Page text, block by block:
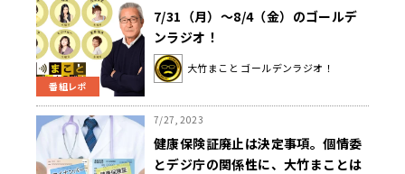
番組レポ
7/31（月）～8/4（金）のゴールデ
ンラジオ！
大竹まこと ゴールデンラジオ！
7/27, 2023
健康保険証廃止は決定事項。個情委
とデジ庁の関係性に、大竹まことは